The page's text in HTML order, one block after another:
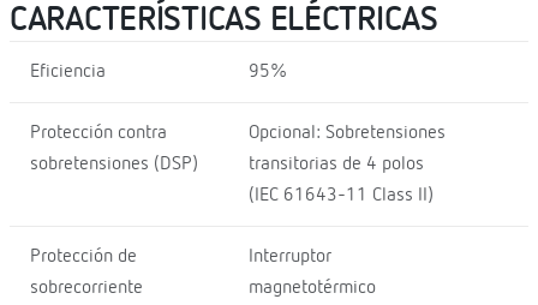
CARACTERÍSTICAS ELÉCTRICAS
Eficiencia 95%
Protección contra
sobretensiones (DSP)
Opcional: Sobretensiones
transitorias de 4 polos
(IEC 61643-11 Class II)
Protección de
sobrecorriente
Interruptor
magnetotérmico